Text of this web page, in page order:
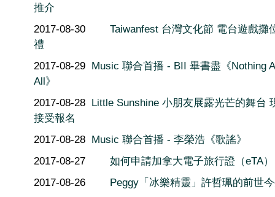
推介
2017-08-30
Taiwanfest 台灣文化節 電台遊戲攤
禮
2017-08-29 Music 聯合首播 - BII 畢書盡《Nothing
All》
2017-08-28 Little Sunshine 小朋友展露光芒的舞台
接受報名
2017-08-28 Music 聯合首播 - 李榮浩《歌謠》
2017-08-27
如何申請加拿大電子旅行證（eTA）
2017-08-26
Peggy「冰樂精靈」許哲珮的前世